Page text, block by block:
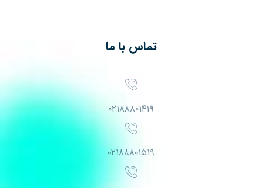
تماس با ما
۰۲۱۸۸۸۰۱۴۱۹
۰۲۱۸۸۸۰۱۵۱۹